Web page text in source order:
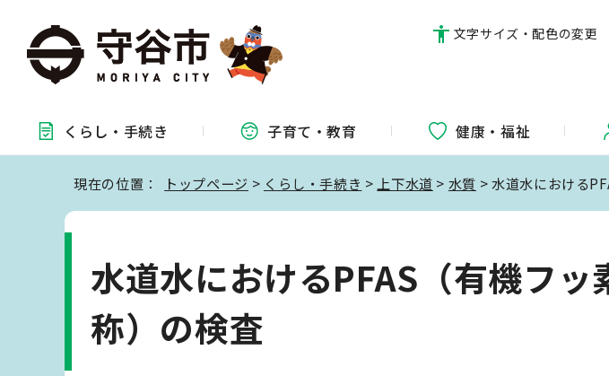
文字サイズ・配色の変更
くらし・ 手続き 子育て・教育 健康・福祉
現在の位置： トップページ > くらし・手続き > 上下水道 > 水質 > 水道水における
水道水におけるPFAS（有機フッ
称）の検査